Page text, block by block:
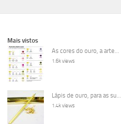
Mais vistos
As cores do ouro, a arte...
1.6k views
Lápis de ouro, para as su...
1.4k views